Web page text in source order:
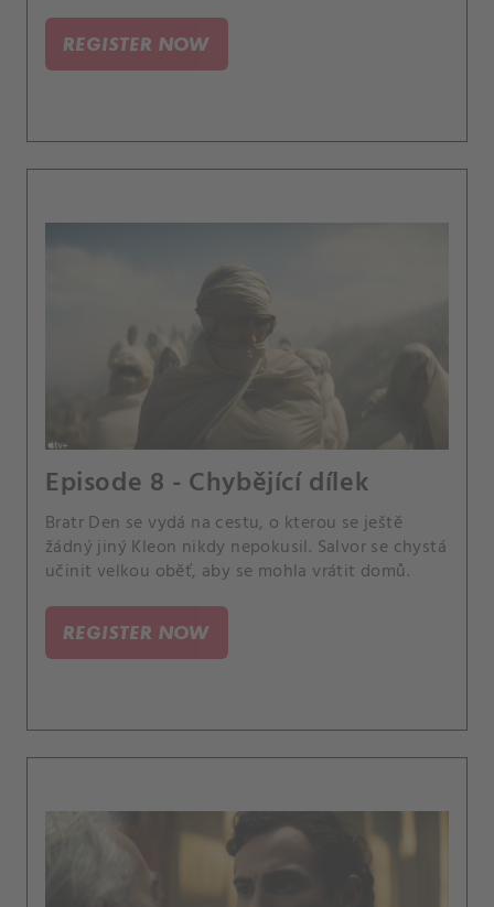
REGISTER NOW
Episode 8 - Chybějící dílek
Bratr Den se vydá na cestu, o kterou se ještě
žádný jiný Kleon nikdy nepokusil. Salvor se chystá
učinit velkou oběť, aby se mohla vrátit domů.
REGISTER NOW